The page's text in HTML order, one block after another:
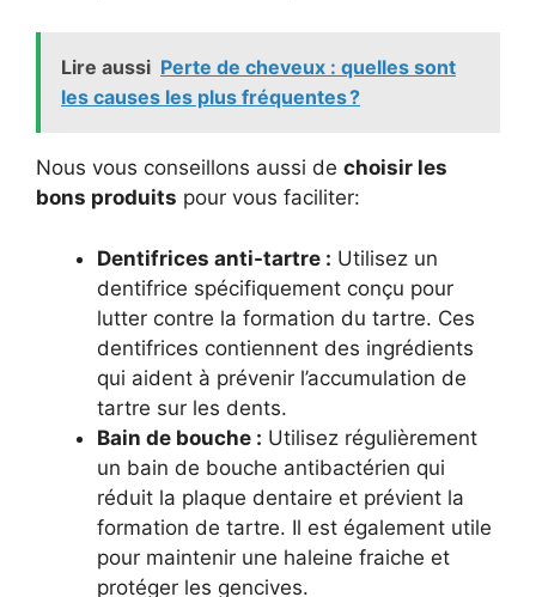
Lire aussi Perte de cheveux : quelles sont
les causes les plus fréquentes ?
Nous vous conseillons aussi de choisir les
bons produits pour vous faciliter:
Dentifrices anti-tartre : Utilisez un
dentifrice spécifiquement conçu pour
lutter contre la formation du tartre. Ces
dentifrices contiennent des ingrédients
qui aident à prévenir l’accumulation de
tartre sur les dents.
Bain de bouche : Utilisez régulièrement
un bain de bouche antibactérien qui
réduit la plaque dentaire et prévient la
formation de tartre. Il est également utile
pour maintenir une haleine fraiche et
protéger les gencives.